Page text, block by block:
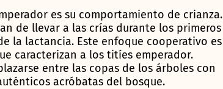
es su comportamiento de crianza.
de llevar a las crías durante los primeros
la lactancia. Este enfoque cooperativo es
caracterizan a los titíes emperador.
entre las copas de los árboles con
acróbatas del bosque.